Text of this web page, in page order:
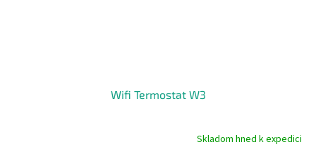
Wifi Termostat W3
Skladom hned k expedici